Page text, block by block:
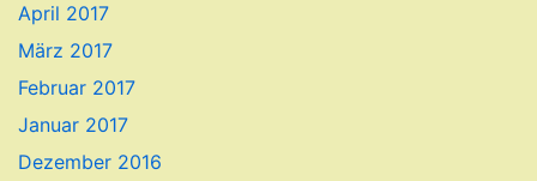
April 2017
März 2017
Februar 2017
Januar 2017
Dezember 2016